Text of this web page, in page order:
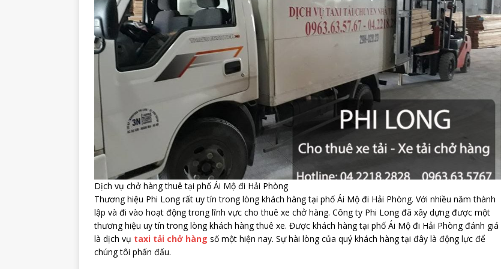
Dịch vụ chở hàng thuê tại phố Ái Mộ đi Hải Phòng
Thương hiệu Phi Long rất uy tín trong lòng khách hàng tại phố Ái Mộ đi Hải Phòng. Với nhiều năm thành
lập và đi vào hoạt động trong lĩnh vực cho thuê xe chở hàng. Công ty Phi Long đã xây dựng được một
thương hiệu uy tín trong lòng khách hàng thuê xe. Được khách hàng tại phố Ái Mộ đi Hải Phòng đánh giá
là dịch vụ taxi tải chở hàng số một hiện nay. Sự hài lòng của quý khách hàng tại đây là động lực để
chúng tôi phấn đấu.